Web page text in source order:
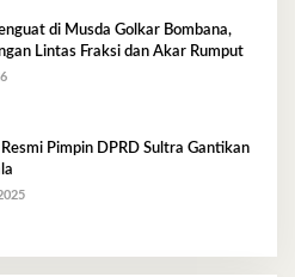
di Musda Golkar Bombana,
Lintas Fraksi dan Akar Rumput
Pimpin DPRD Sultra Gantikan